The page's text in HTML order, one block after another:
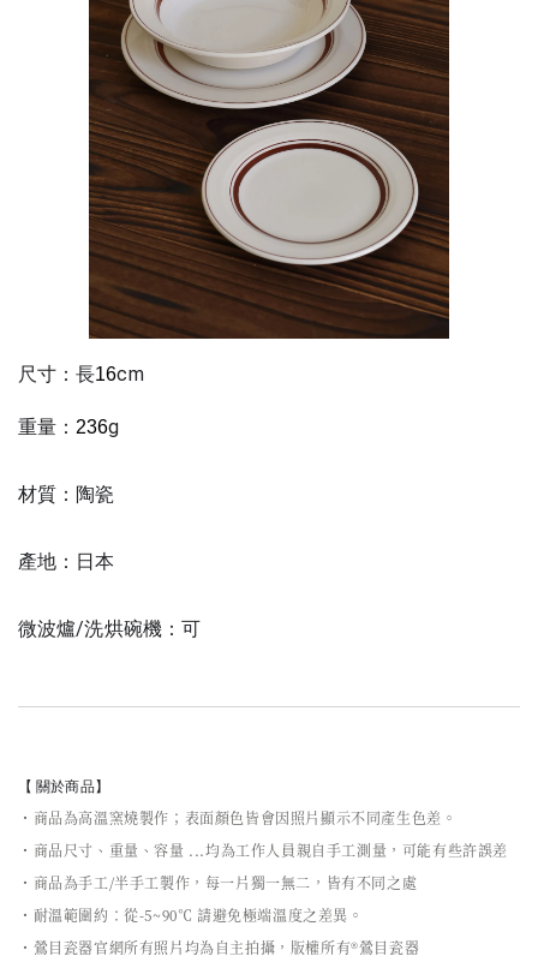
尺寸：長16cm
重量：236g
材質：陶瓷
產地：日本
微波爐/洗烘碗機：可
【 關於商品】
・商品為高溫窯燒製作；表面顏色皆會因照片顯示不同產生色差。
・商品尺寸、重量、容量 ...均為工作人員親自手工測量，可能有些許誤差
・商品為手工/半手工製作，每一片獨一無二，皆有不同之處
・耐溫範圍約：從-5~90℃ 請避免極端溫度之差異。
・鶯目瓷器官網所有照片均為自主拍攝，版權所有®鶯目瓷器